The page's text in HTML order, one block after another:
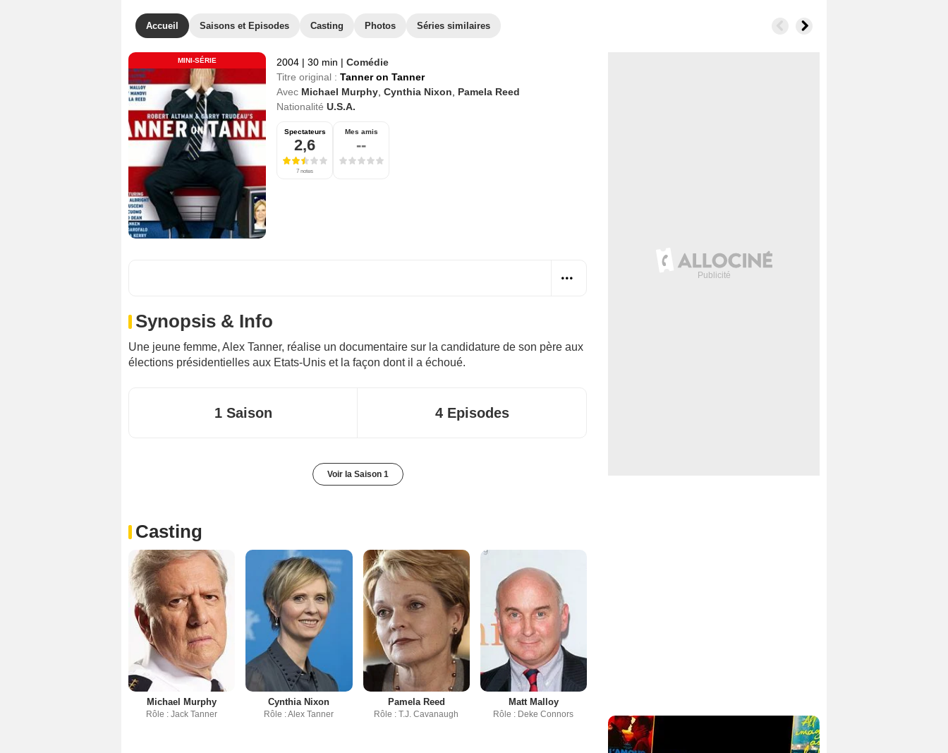
Accueil Saisons et Episodes Casting Photos Séries similaires
MINI-SÉRIE 2004 | 30 min | Comédie
Titre original : Tanner on Tanner
Avec Michael Murphy Cynthia Nixon
Pamela Reed
Nationalité U.S.A.
Spectateurs
2,6
7 notes
Mes amis
--
Synopsis & Info
Une jeune femme, Alex Tanner, réalise un documentaire sur la candidature de son père aux
élections présidentielles aux Etats-Unis et la façon dont il a échoué.
1 Saison 4 Episodes
Voir la Saison 1
Casting
Michael Murphy
Rôle : Jack Tanner
Cynthia Nixon
Rôle : Alex Tanner
Pamela Reed
Rôle : T.J. Cavanaugh
Matt Malloy
Rôle : Deke Connors